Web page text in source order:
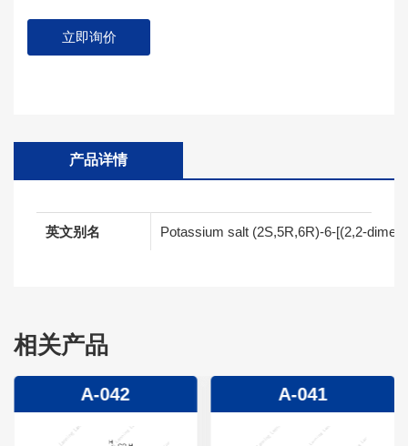
立即询价
产品详情
英文别名 Potassium salt (2S,5R,6R)-6-[(2,2-
相关产品
A-042 A-041